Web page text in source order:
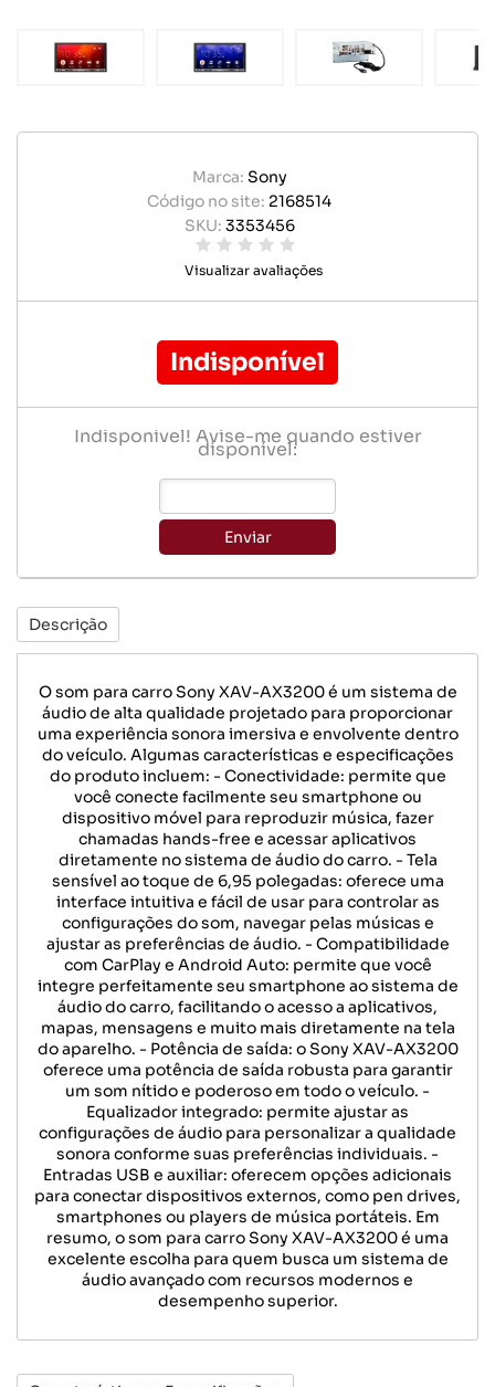
Marca: Sony
Código no site: 2168514
SKU: 3353456
Visualizar avaliações
Indisponível
Indisponível! Avise-me quando estiver
disponível:
Enviar
Descrição
O som para carro Sony XAV-AX3200 é um sistema de
áudio de alta qualidade projetado para proporcionar
uma experiência sonora imersiva e envolvente dentro
do veículo. Algumas características e especificações
do produto incluem: - Conectividade: permite que
você conecte facilmente seu smartphone ou
dispositivo móvel para reproduzir música, fazer
chamadas hands-free e acessar aplicativos
diretamente no sistema de áudio do carro. - Tela
sensível ao toque de 6,95 polegadas: oferece uma
interface intuitiva e fácil de usar para controlar as
configurações do som, navegar pelas músicas e
ajustar as preferências de áudio. - Compatibilidade
com CarPlay e Android Auto: permite que você
integre perfeitamente seu smartphone ao sistema de
áudio do carro, facilitando o acesso a aplicativos,
mapas, mensagens e muito mais diretamente na tela
do aparelho. - Potência de saída: o Sony XAV-AX3200
oferece uma potência de saída robusta para garantir
um som nítido e poderoso em todo o veículo. -
Equalizador integrado: permite ajustar as
configurações de áudio para personalizar a qualidade
sonora conforme suas preferências individuais. -
Entradas USB e auxiliar: oferecem opções adicionais
para conectar dispositivos externos, como pen drives,
smartphones ou players de música portáteis. Em
resumo, o som para carro Sony XAV-AX3200 é uma
excelente escolha para quem busca um sistema de
áudio avançado com recursos modernos e
desempenho superior.